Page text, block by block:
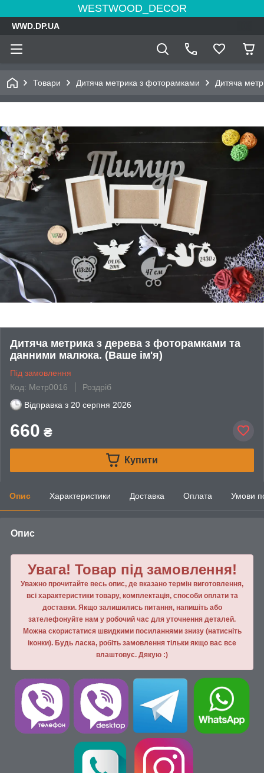
WESTWOOD_DECOR
WWD.DP.UA
Товари Дитяча метрика з фоторамками Дитяча
Дитяча метрика з дерева з фоторамками та
данними малюка. (Ваше ім'я)
Під замовлення
Код: Метр0016
Роздріб
Відправка з 20 серпня 2026
660 ₴
Купити
Опис Характеристики Доставка Оплата Умови
Опис
Увага! Товар під замовлення!
Уважно прочитайте весь опис, де вказано термін виготовлення,
всі характеристики товару, комплектація, способи оплати та
доставки. Якщо залишились питання, напишiть або
зателефонуйте нам у робочий час для уточнення деталей.
Можна скористатися швидкими посиланнями знизу (натисніть
іконки). Будь ласка, робiть замовлення тiльки якщо вас все
влаштовує. Дякую :)